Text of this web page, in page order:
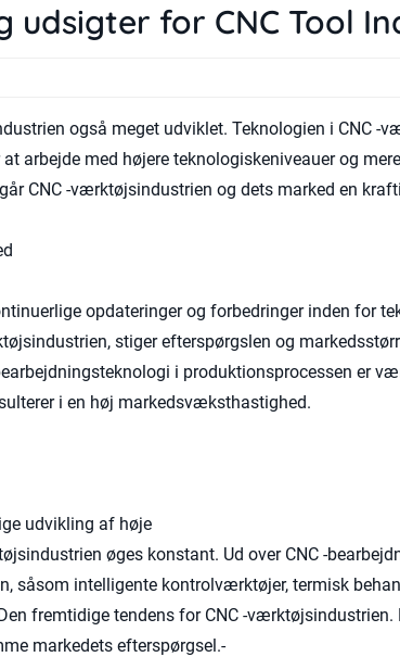
for CNC Tool
også meget udviklet. Teknologien i CNC -
arbejde med højere teknologiskeniveauer og
CNC -værktøjsindustrien og dets marked en
opdateringer og forbedringer inden for
stiger efterspørgslen og
i produktionsprocessen er
i en høj markedsvæksthastighed.
udvikling af høje
øges konstant. Ud over CNC -
intelligente kontrolværktøjer, termisk
fremtidige tendens for CNC -
markedets efterspørgsel.-